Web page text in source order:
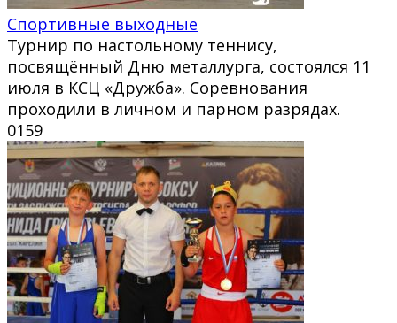
Спортивные выходные
Турнир по настольному теннису,
посвящённый Дню металлурга, состоялся 11
июля в КСЦ «Дружба». Соревнования
проходили в личном и парном разрядах.
0159